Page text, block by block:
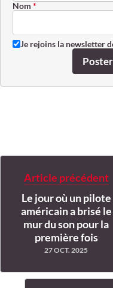
Nom *
Je rejoins la newsletter
Article précédent
Le jour où un pilote
américain a brisé le
mur du son pour la
première fois
27 OCT. 2025